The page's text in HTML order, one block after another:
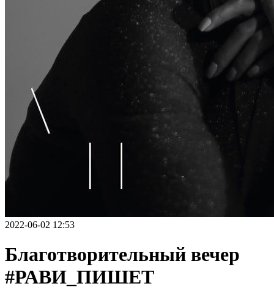
2022-06-02 12:53
Благотворительный вечер
#РАВИ_ПИШЕТ